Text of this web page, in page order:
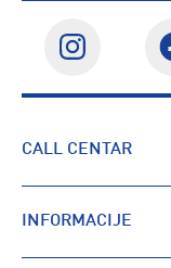
CALL CENTAR
INFORMACIJE